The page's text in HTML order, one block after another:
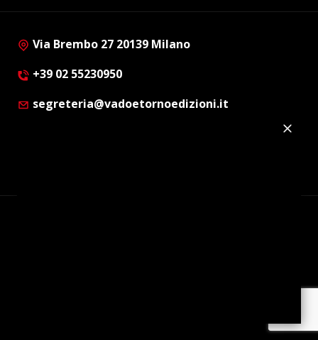
Via Brembo 27 20139 Milano
+39 02 55230950
segreteria@vadoetornoedizioni.it